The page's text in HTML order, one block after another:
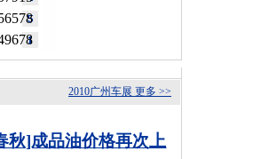
更多 >>
2010广州车展
秋]成品油价格再次上